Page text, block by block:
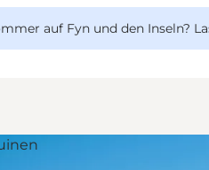
auf Fyn und den Inseln?